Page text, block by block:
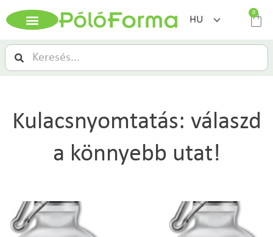
HU
0
Kulacsnyomtatás: válaszd
a könnyebb utat!